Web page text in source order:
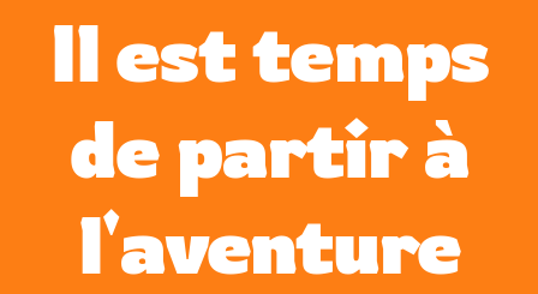
Il est temps
de partir à
l'aventure